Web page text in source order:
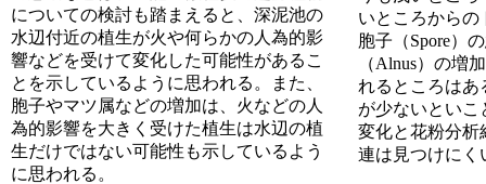
についての検討も踏まえると、深泥池の
水辺付近の植生が火や何らかの人為的影
響などを受けて変化した可能性があるこ
とを示しているように思われる。また、
胞子やマツ属などの増加は、火などの人
為的影響を大きく受けた植生は水辺の植
生だけではない可能性も示しているよう
に思われる。
いところからの
胞子（Spore）
（Alnus）の増
れるところはあ
が少ないといこ
変化と花粉分析
連は見つけにく